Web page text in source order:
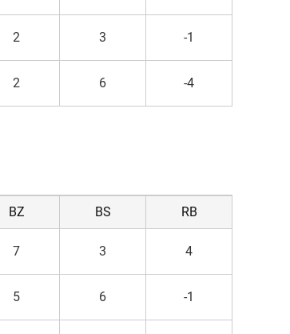
2 3 -1
2 6 -4
BZ BS RB
7 3 4
5 6 -1